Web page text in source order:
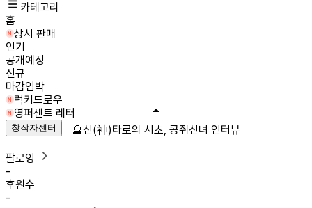
카테고리
홈
상시 판매
인기
공개예정
신규
마감임박
럭키드로우
영퍼센트 레터
창작자센터
팔로잉
-
후원수
-
🔮신(神)타로의 시초, 콩쥐신녀 인터뷰